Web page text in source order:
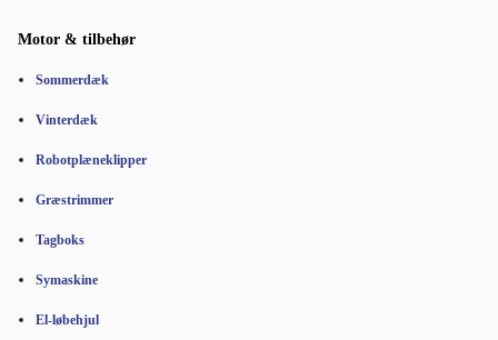
Motor & tilbehør
Sommerdæk
Vinterdæk
Robotplæneklipper
Græstrimmer
Tagboks
Symaskine
El-løbehjul